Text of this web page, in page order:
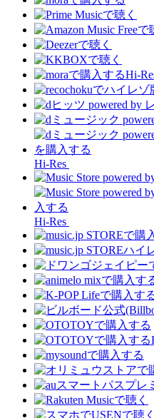
Hi-
Hi-Res
Hi-Res